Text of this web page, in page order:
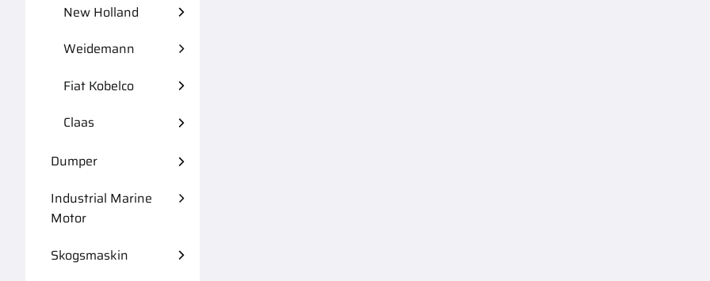
New Holland
Weidemann
Fiat Kobelco
Claas
Dumper
Industrial Marine
Motor
Skogsmaskin